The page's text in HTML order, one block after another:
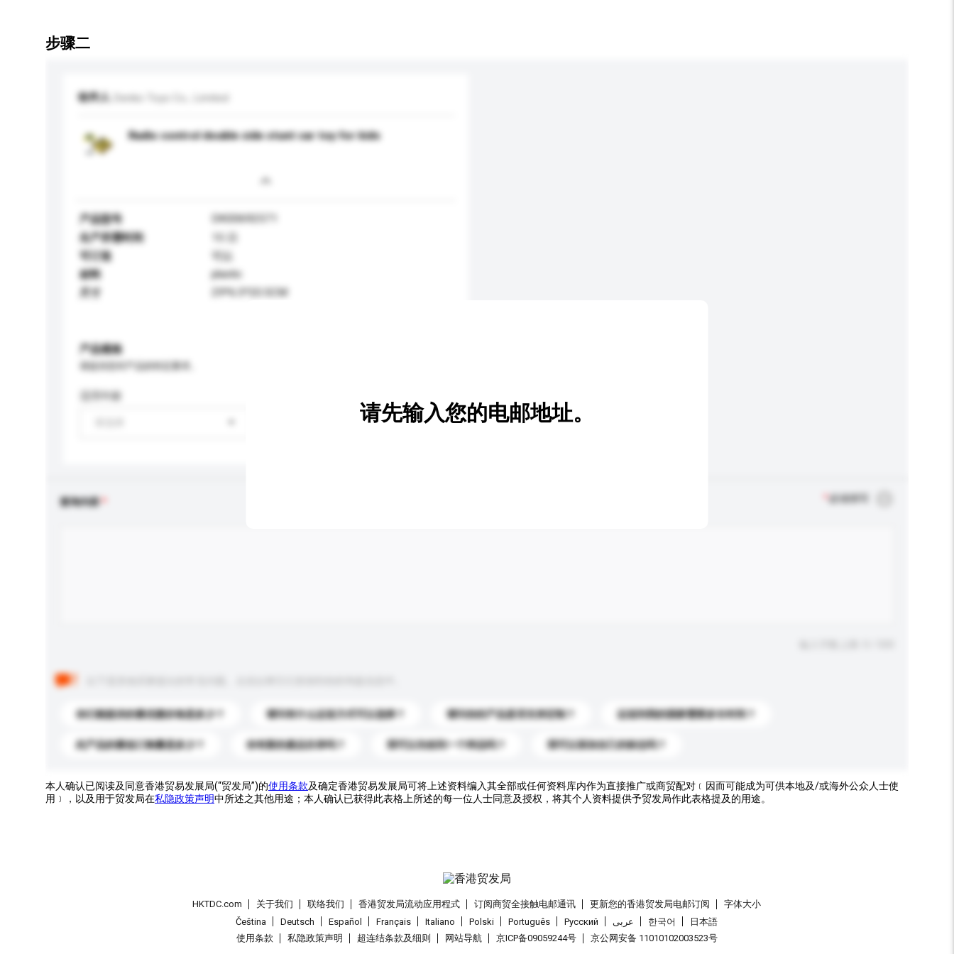
步骤二
收件人
Radio control double side stunt car toy for kids
产品型号
DK00692571
生产所需时间
可订造
可以
材料
plastic
29*6.5*20.5CM
产品规格
适用年龄
新增/删除选项
查询内容 必须填写
你们能提供的最优惠价格是多少？ 请问有什么运送方式可以选择？ 请问你的产品是否支持定制？ 运送到我的国家需要多长时间？
此产品的最低订购量是多少？ 你有新的產品目录吗？ 我可以先收到一个样品吗？ 我可以添加自己的标志吗？
请先输入您的电邮地址。
本人确认已阅读及同意香港贸易发展局(“贸发局”)的使用条款及确定香港贸易发展局可将上述资料编入其全部或任何资料库内作为直接推广或商贸配对﹝因而可能成为可供本地及/或海外公众人士使
用﹞，以及用于贸发局在私隐政策声明中所述之其他用途；本人确认已获得此表格上所述的每一位人士同意及授权，将其个人资料提供予贸发局作此表格提及的用途。
HKTDC.com 关于我们 联络我们 香港贸发局流动应用程式 订阅商贸全接触电邮通讯 更新您的香港贸发局电邮订阅
字体大小
Čeština
Deutsch Español Français Italiano Polski Português Pусский عربى 한국어
日本語
使用条款
私隐政策声明 超连结条款及细则 网站导航 京ICP备09059244号 京公网安备 11010102003523号